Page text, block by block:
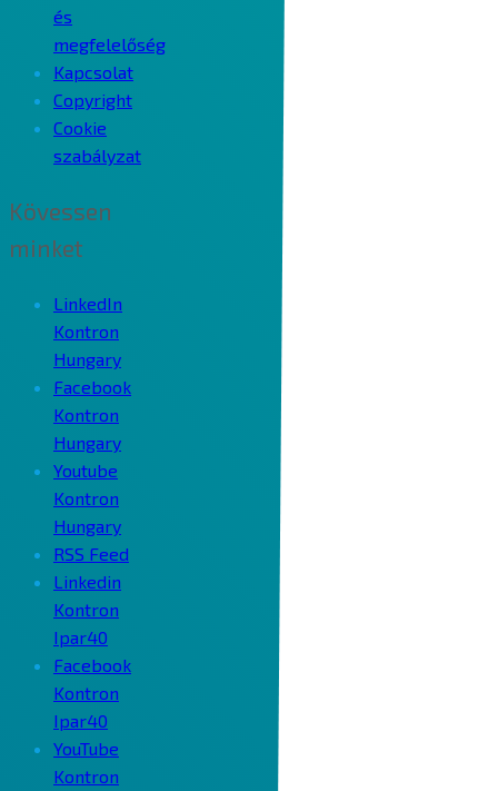
és
megfelelőség
Kapcsolat
Copyright
Cookie
szabályzat
Kövessen
minket
LinkedIn
Kontron
Hungary
Facebook
Kontron
Hungary
Youtube
Kontron
Hungary
RSS Feed
Linkedin
Kontron
Ipar40
Facebook
Kontron
Ipar40
YouTube
Kontron